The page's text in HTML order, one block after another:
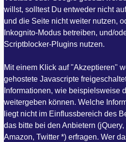
willst, solltest Du entweder nicht
und die Seite nicht weiter nutzen,
Inkognito-Modus betreiben, und/
Scriptblocker-Plugins nutzen.
Mit einem Klick auf "Akzeptieren"
gehostete Javascripte
Informationen, wie beispielsweise
weitergeben können. Welche
liegt nicht im Einflussbereich des
das bitte bei den Anbietern
Amazon, Twitter *) erfragen. Wer